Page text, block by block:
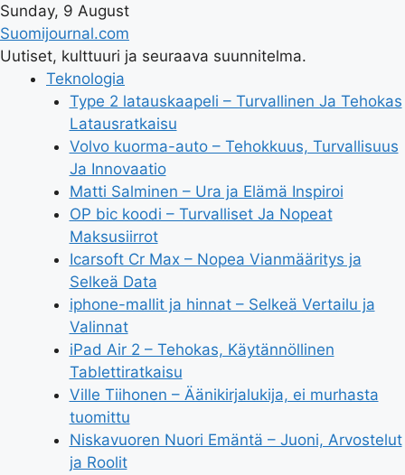
Sunday, 9 August
Suomijournal.com
Uutiset, kulttuuri ja seuraava suunnitelma.
Teknologia
Type 2 latauskaapeli – Turvallinen Ja Tehokas
Latausratkaisu
Volvo kuorma-auto – Tehokkuus, Turvallisuus
Ja Innovaatio
Matti Salminen – Ura ja Elämä Inspiroi
OP bic koodi – Turvalliset Ja Nopeat
Maksusiirrot
Icarsoft Cr Max – Nopea Vianmääritys ja
Selkeä Data
iphone-mallit ja hinnat – Selkeä Vertailu ja
Valinnat
iPad Air 2 – Tehokas, Käytännöllinen
Tablettiratkaisu
Ville Tiihonen – Äänikirjalukija, ei murhasta
tuomittu
Niskavuoren Nuori Emäntä – Juoni, Arvostelut
ja Roolit